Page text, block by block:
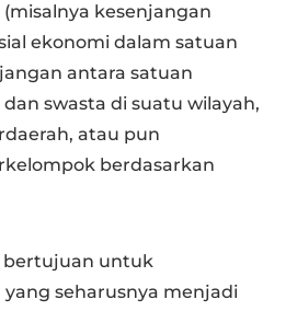
kesenjangan
ekonomi dalam satuan
antara satuan
swasta di suatu wilayah,
atau pun
berdasarkan
bertujuan untuk
seharusnya menjadi